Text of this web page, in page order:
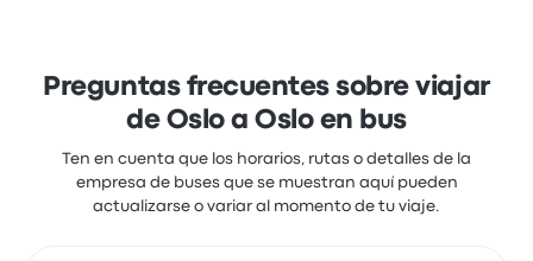
Preguntas frecuentes sobre viajar
de Oslo a Oslo en bus
Ten en cuenta que los horarios, rutas o detalles de la
empresa de buses que se muestran aquí pueden
actualizarse o variar al momento de tu viaje.